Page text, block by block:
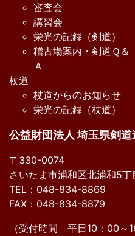
審査会
講習会
栄光の記録（剣道）
稽古場案内・剣道Ｑ＆
Ａ
杖道
杖道からのお知らせ
栄光の記録（杖道）
公益財団法人 埼玉県剣道
〒330-0074
さいたま市浦和区北浦和5
TEL：048-834-8869
FAX：048-834-8879
（受付時間 平日10：00～